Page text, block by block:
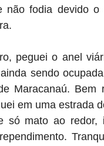
não fodia devido o
peguei o anel
sendo
Maracanaú. Bem
em uma estrada
só mato ao redor,